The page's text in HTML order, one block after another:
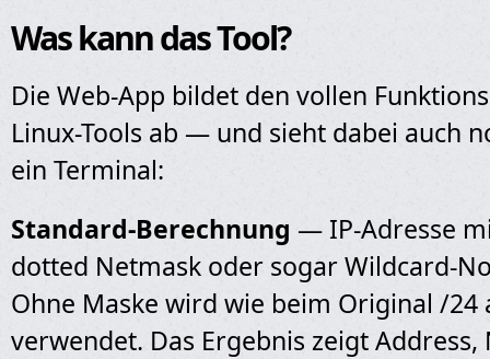
Was kann das Tool?
Die Web-App bildet den vollen
Linux-Tools ab — und sieht dabei auch
ein Terminal:
Standard-Berechnung — IP-Adresse
dotted Netmask oder sogar Wildcard-
Ohne Maske wird wie beim Original /24
verwendet. Das Ergebnis zeigt Address,